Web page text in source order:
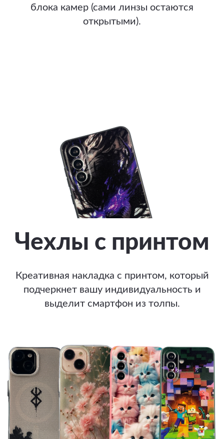
блока камер (сами линзы остаются
открытыми).
Чехлы с принтом
Креативная накладка с принтом, который
подчеркнет вашу индивидуальность и
выделит смартфон из толпы.